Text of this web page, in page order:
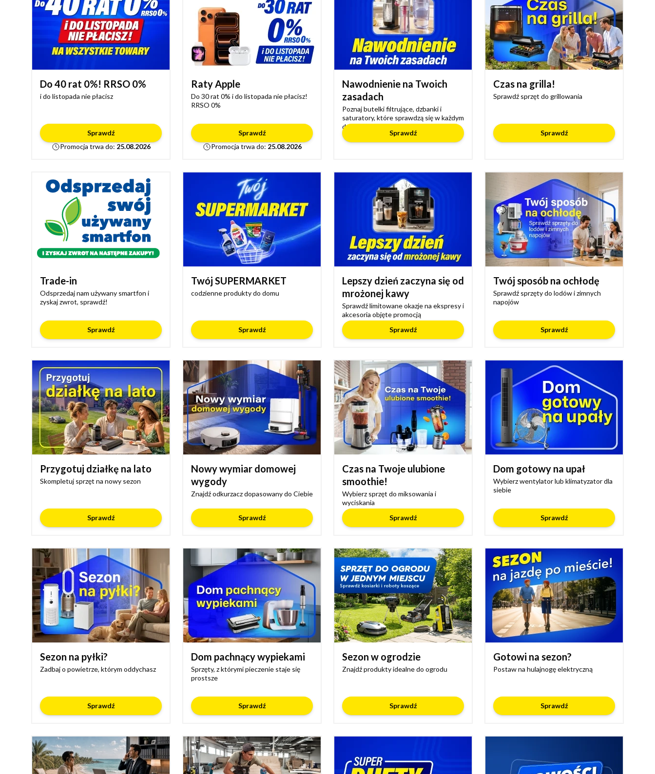
Do 40 rat 0%! RRSO 0%
i do listopada nie płacisz
Sprawdź
Promocja trwa do: 25.08.2026
Raty Apple
Do 30 rat 0% i do listopada nie płacisz!
RRSO 0%
Sprawdź
Promocja trwa do: 25.08.2026
Nawodnienie na Twoich
zasadach
Poznaj butelki filtrujące, dzbanki i
saturatory, które sprawdzą się w każdym
domu
Sprawdź
Czas na grilla!
Sprawdź sprzęt do grillowania
Sprawdź
Trade-in
Odsprzedaj nam używany smartfon i
zyskaj zwrot, sprawdź!
Sprawdź
Twój SUPERMARKET
codzienne produkty do domu
Sprawdź
Lepszy dzień zaczyna się od
mrożonej kawy
Sprawdź limitowane okazje na ekspresy i
akcesoria objęte promocją
Sprawdź
Twój sposób na ochłodę
Sprawdź sprzęty do lodów i zimnych
napojów
Sprawdź
Przygotuj działkę na lato
Skompletuj sprzęt na nowy sezon
Sprawdź
Nowy wymiar domowej
wygody
Znajdź odkurzacz dopasowany do Ciebie
Sprawdź
Czas na Twoje ulubione
smoothie!
Wybierz sprzęt do miksowania i
wyciskania
Sprawdź
Dom gotowy na upał
Wybierz wentylator lub klimatyzator dla
siebie
Sprawdź
Sezon na pyłki?
Zadbaj o powietrze, którym oddychasz
Sprawdź
Dom pachnący wypiekami
Sprzęty, z którymi pieczenie staje się
prostsze
Sprawdź
Sezon w ogrodzie
Znajdź produkty idealne do ogrodu
Sprawdź
Gotowi na sezon?
Postaw na hulajnogę elektryczną
Sprawdź